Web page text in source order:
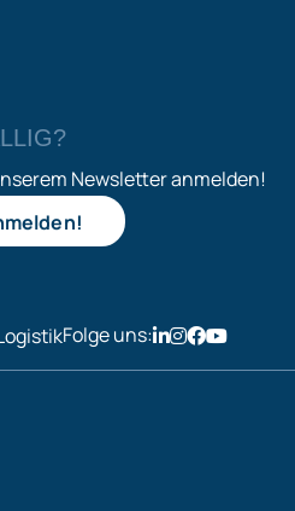
Newsletter anmelden!
Folge uns: